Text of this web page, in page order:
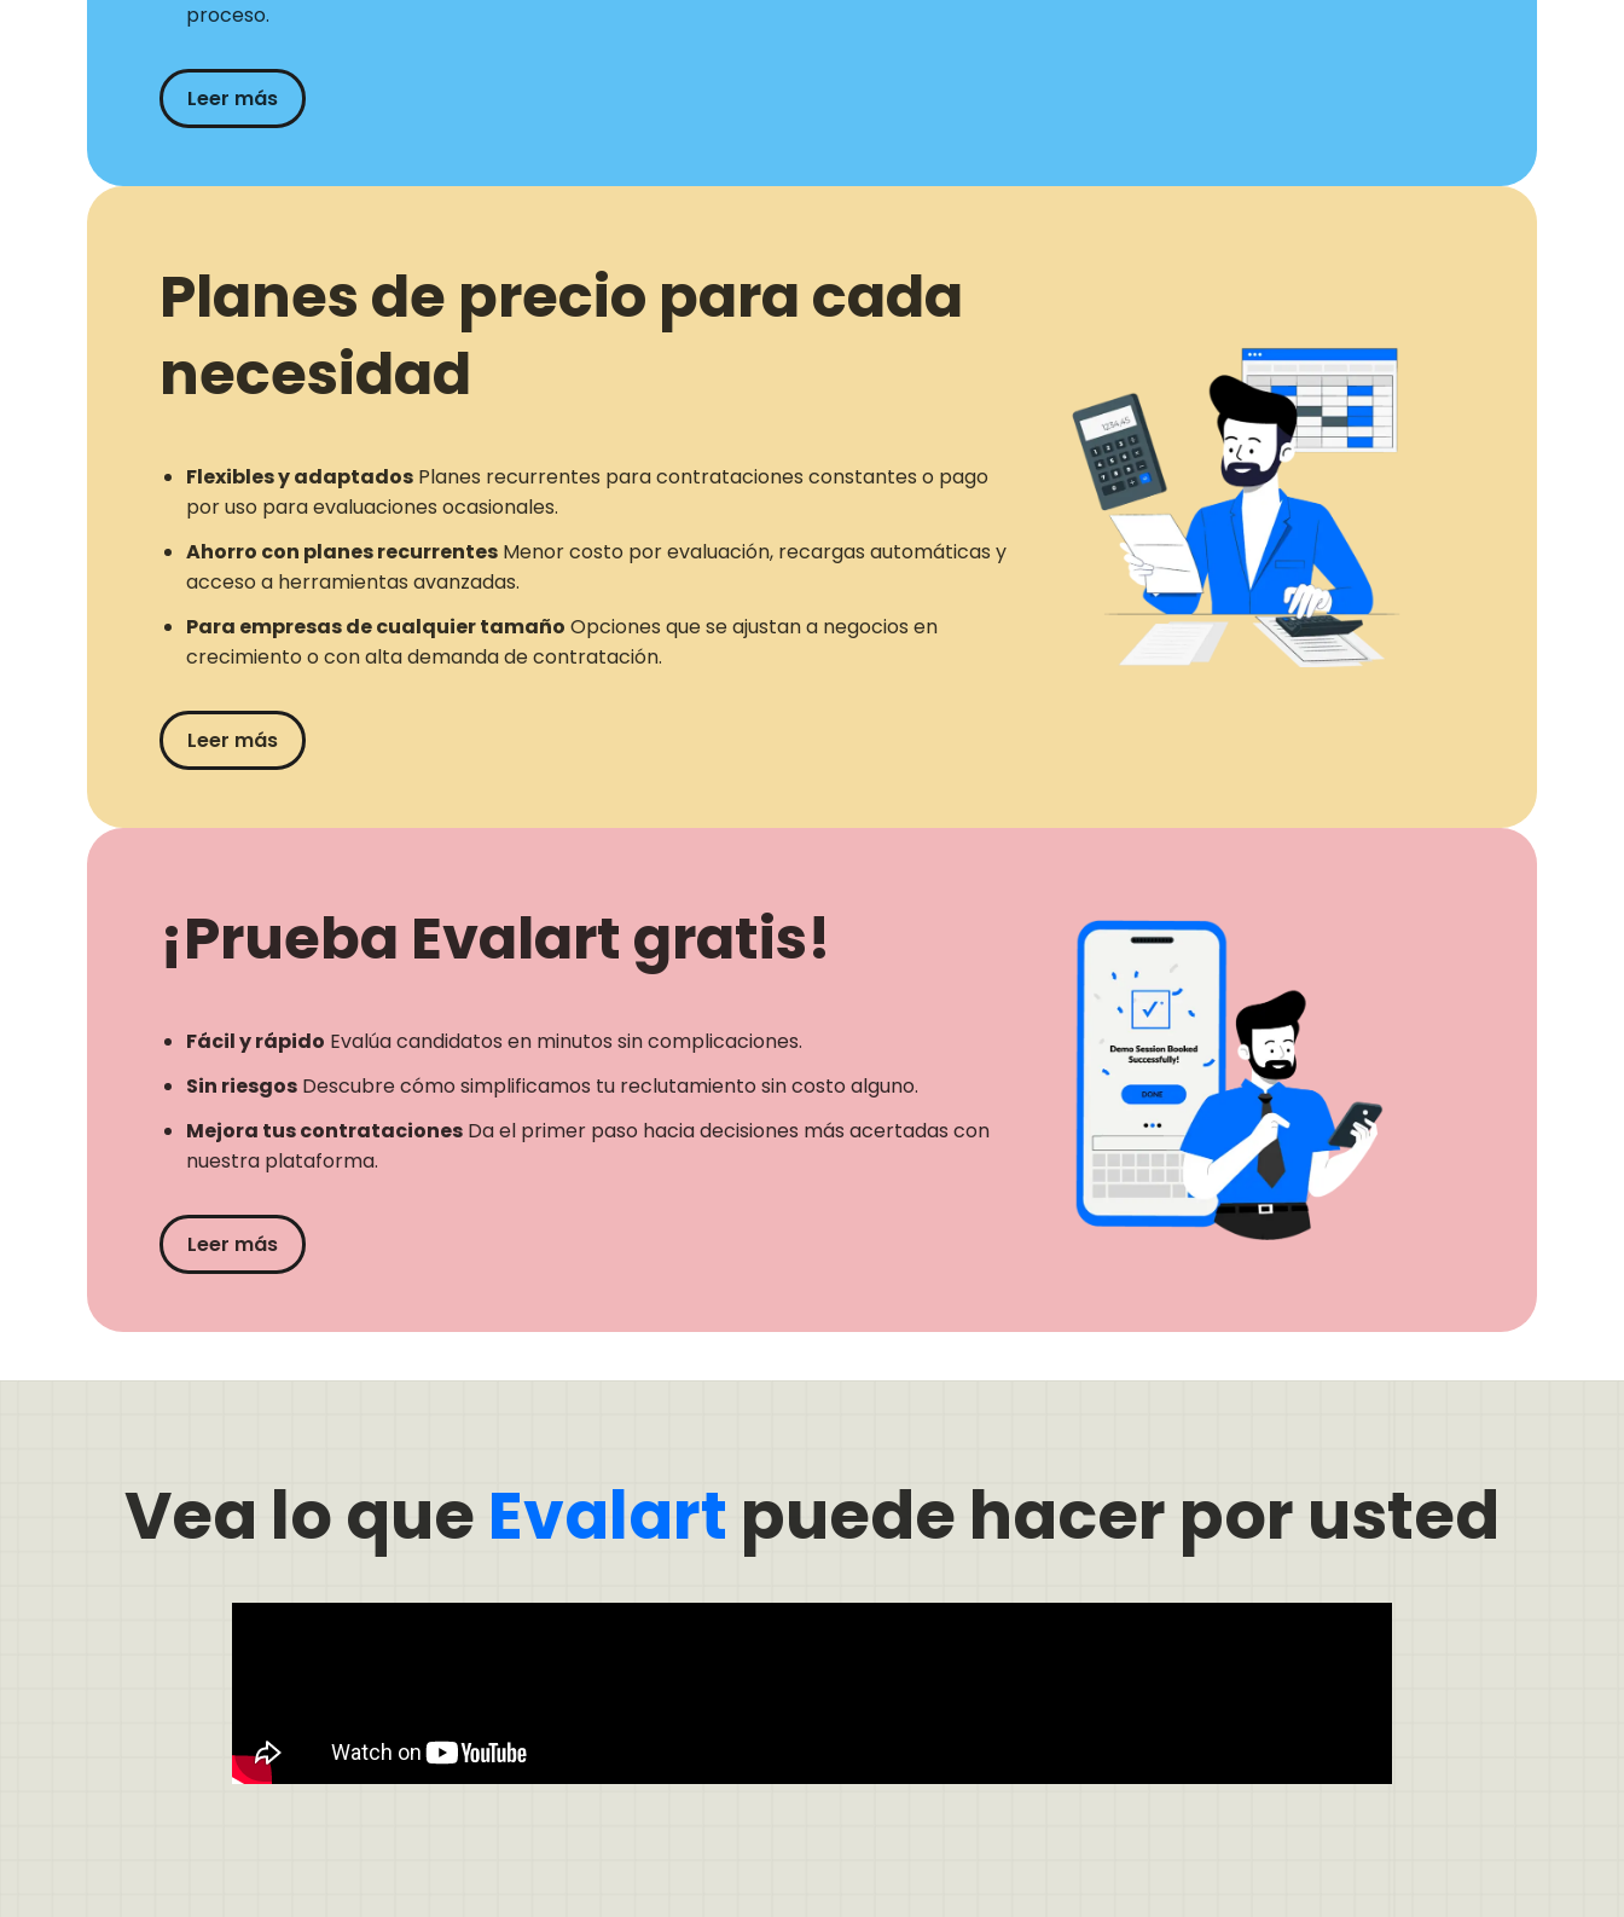
proceso.
Leer más
Planes de precio para cada
necesidad
Flexibles y adaptados Planes recurrentes para contrataciones constantes o pago
por uso para evaluaciones ocasionales.
Ahorro con planes recurrentes Menor costo por evaluación, recargas automáticas y
acceso a herramientas avanzadas.
Para empresas de cualquier tamaño Opciones que se ajustan a negocios en
crecimiento o con alta demanda de contratación.
Leer más
¡Prueba Evalart gratis!
Fácil y rápido Evalúa candidatos en minutos sin complicaciones.
Sin riesgos Descubre cómo simplificamos tu reclutamiento sin costo alguno.
Mejora tus contrataciones Da el primer paso hacia decisiones más acertadas con
nuestra plataforma.
Leer más
Vea lo queEvalart puede hacer por usted